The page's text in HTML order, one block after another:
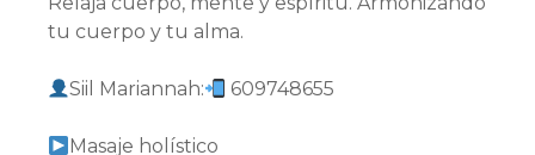
tu cuerpo y tu alma.
Siil Mariannah: 609748655
Masaje holístico